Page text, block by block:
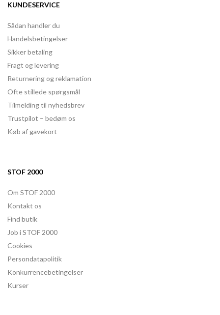
KUNDESERVICE
Sådan handler du
Handelsbetingelser
Sikker betaling
Fragt og levering
Returnering og reklamation
Ofte stillede spørgsmål
Tilmelding til nyhedsbrev
Trustpilot – bedøm os
Køb af gavekort
STOF 2000
Om STOF 2000
Kontakt os
Find butik
Job i STOF 2000
Cookies
Persondatapolitik
Konkurrencebetingelser
Kurser